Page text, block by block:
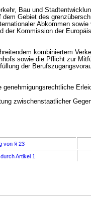
Bau und
Gebiet des
Abkommen
der Kommission der
kombiniertem
sowie die Pflicht zur
der
genehmigungsrechtliche
zwischenstaatlicher
von § 23
Artikel 1